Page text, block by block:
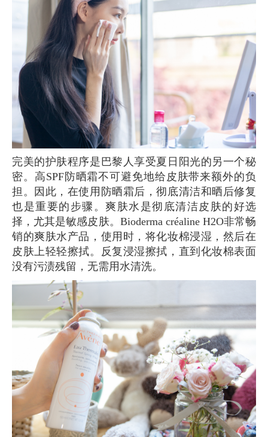
完美的护肤程序是巴黎人享受夏日阳光的另一个秘
密。高SPF防晒霜不可避免地给皮肤带来额外的负
担。因此，在使用防晒霜后，彻底清洁和晒后修复
也是重要的步骤。爽肤水是彻底清洁皮肤的好选
择，尤其是敏感皮肤。Bioderma créaline H2O非常畅
销的爽肤水产品，使用时，将化妆棉浸湿，然后在
皮肤上轻轻擦拭。反复浸湿擦拭，直到化妆棉表面
没有污渍残留，无需用水清洗。